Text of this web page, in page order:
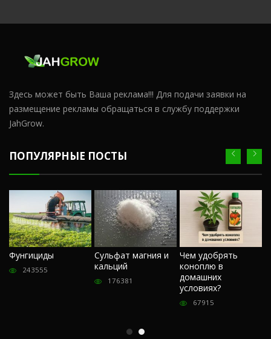
Здесь может быть Ваша реклама!!! Для подачи заявки на
размещение рекламы обращаться в службу поддержки
JahGrow.
ПОПУЛЯРНЫЕ ПОСТЫ
Фунгициды
243555
Сульфат магния и
кальций
176381
Чем удобрять
коноплю в
домашних
условиях?
67915